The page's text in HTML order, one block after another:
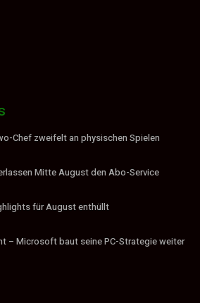
Chef zweifelt an physischen Spielen
Mitte August den Abo-Service
für August enthüllt
– Microsoft baut seine PC-Strategie weiter